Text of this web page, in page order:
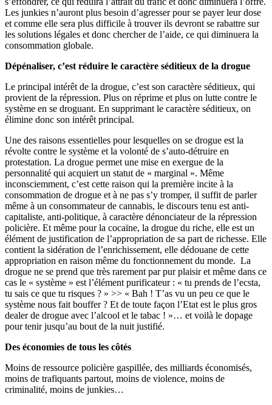
Les junkies n’auront plus besoin d’agresser pour se payer leur dose
et comme elle sera plus difficile à trouver ils devront se rabattre sur
les solutions légales et donc chercher de l’aide, ce qui diminuera la
consommation globale.
Dépénaliser, c’est réduire le caractère séditieux de la drogue
Le principal intérêt de la drogue, c’est son caractère séditieux, qui
provient de la répression. Plus on réprime et plus on lutte contre le
système en se droguant. En supprimant le caractère séditieux, on
élimine donc son intérêt principal.
Une des raisons essentielles pour lesquelles on se drogue est la
révolte contre le système et la volonté de s’auto-détruire en
protestation. La drogue permet une mise en exergue de la
personnalité qui acquiert un statut de « marginal ». Même
inconsciemment, c’est cette raison qui la première incite à la
consommation de drogue et à ne pas s’y tromper, il suffit de parler
même à un consommateur de cannabis, le discours tenu est anti-
capitaliste, anti-politique, à caractère dénonciateur de la répression
policière. Et même pour la cocaïne, la drogue du riche, elle est un
élément de justification de l’appropriation de sa part de richesse. Elle
contient la sidération de l’enrichissement, elle dédouane de cette
appropriation en raison même du fonctionnement du monde. La
drogue ne se prend que très rarement par pur plaisir et même dans ce
cas le « système » est l’élément purificateur : « tu prends de l’ecsta,
tu sais ce que tu risques ? » >> « Bah ! T’as vu un peu ce que le
système nous fait bouffer ? Et de toute façon l’Etat est le plus gros
dealer de drogue avec l’alcool et le tabac ! »… et voilà le dopage
pour tenir jusqu’au bout de la nuit justifié.
Des économies de tous les côtés
Moins de ressource policière gaspillée, des milliards économisés,
moins de trafiquants partout, moins de violence, moins de
criminalité, moins de junkies…